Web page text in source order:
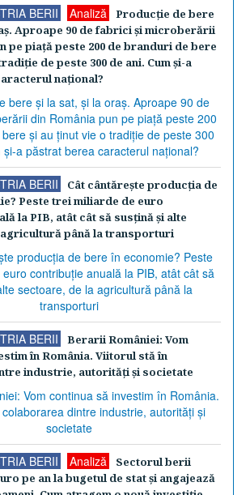
BERII Analiză
Producţie de bere
Aproape 90 de fabrici şi microberării
pe piaţă peste 200 de branduri de bere
de peste 300 de ani. Cum şi-a
naţional?
BERII
Cât cântăreşte producţia de
Peste trei miliarde de euro
la PIB, atât cât să susţină şi alte
până la transporturi
BERII
Berarii României: Vom
în România. Viitorul stă în
industrie, autorităţi şi societate
BERII Analiză
Sectorul berii
pe an la bugetul de stat şi angajează